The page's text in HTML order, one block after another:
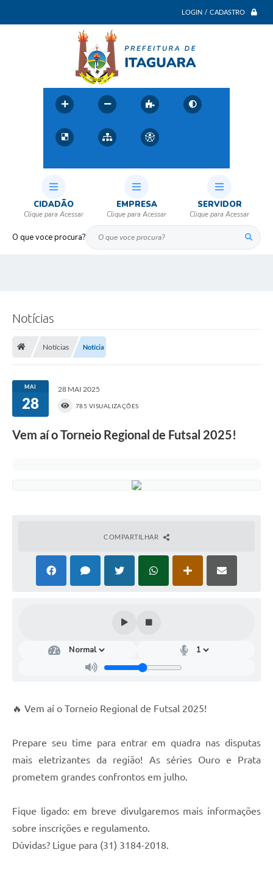
LOGIN / CADASTRO
O que voce procura?
CIDADÃO EMPRESA SERVIDOR
Notícias
Notícias Notícia
MAI
28
28 MAI 2025
785 VISUALIZAÇÕES
Vem aí o Torneio Regional de Futsal 2025!
COMPARTILHAR
🔥 Vem aí o Torneio Regional de Futsal 2025!
Prepare seu time para entrar em quadra nas disputas
mais eletrizantes da região! As séries Ouro e Prata
prometem grandes confrontos em julho.
Fique ligado: em breve divulgaremos mais informações
sobre inscrições e regulamento.
Dúvidas? Ligue para (31) 3184-2018.